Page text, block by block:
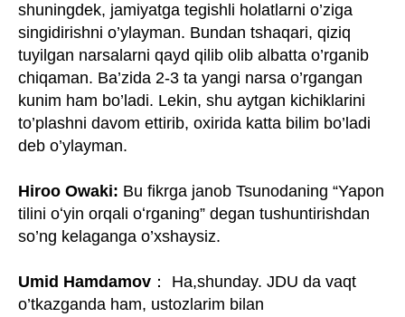
shuningdek, jamiyatga tegishli holatlarni o’ziga
singidirishni o’ylayman. Bundan tshaqari, qiziq
tuyilgan narsalarni qayd qilib olib albatta o’rganib
chiqaman. Ba’zida 2-3 ta yangi narsa o’rgangan
kunim ham bo’ladi. Lekin, shu aytgan kichiklarini
to’plashni davom ettirib, oxirida katta bilim bo’ladi
deb o’ylayman.
Hiroo Owaki: Bu fikrga janob Tsunodaning “Yapon
tilini oʻyin orqali oʻrganing” degan tushuntirishdan
so’ng kelaganga o’xshaysiz.
Umid Hamdamov ： Ha,shunday. JDU da vaqt
o’tkazganda ham, ustozlarim bilan